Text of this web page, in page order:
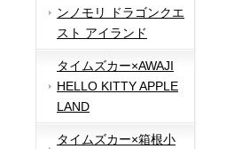
ンノモリ ドラゴンクエ
スト アイランド
タイムズカー×AWAJI
HELLO KITTY APPLE
LAND
タイムズカー×箱根小